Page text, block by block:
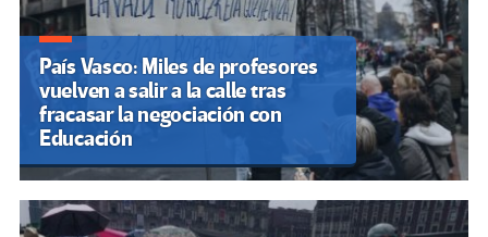
País Vasco: Miles de profesores
vuelven a salir a la calle tras
fracasar la negociación con
Educación